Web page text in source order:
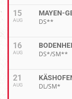
15
AUG
MAYEN-
DS**
16
AUG DS*/SM**
21
AUG DL/SM*